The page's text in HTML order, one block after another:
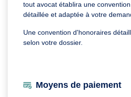
tout avocat établira une
détaillée et adaptée à votre
Une convention d'honoraires
selon votre dossier.
Moyens de paiement